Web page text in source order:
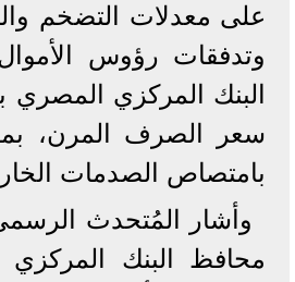
على معدلات التضخم
وتدفقات رؤوس
البنك المركزي
سعر الصرف المرن،
بامتصاص الصدمات
وأشار المُتحدث
محافظ البنك